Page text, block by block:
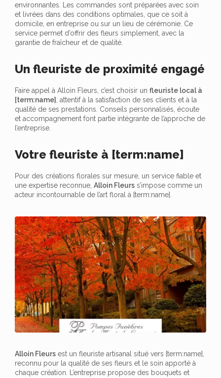
environnantes. Les commandes sont préparées avec soin
et livrées dans des conditions optimales, que ce soit à
domicile, en entreprise ou sur un lieu de cérémonie. Ce
service permet d’offrir des fleurs simplement, avec la
garantie de fraîcheur et de qualité.
Un fleuriste de proximité engagé
Faire appel à Alloin Fleurs, c’est choisir un fleuriste local à
[term:name]
, attentif à la satisfaction de ses clients et à la
qualité de ses prestations. Conseils personnalisés, écoute
et accompagnement font partie intégrante de l’approche de
l’entreprise.
Votre fleuriste à [term:name]
Pour des créations florales sur mesure, un service fiable et
une expertise reconnue, Alloin Fleurs s’impose comme un
acteur incontournable de l’art floral à [term:name].
Alloin Fleurs est un fleuriste artisanal situé vers [term:name],
reconnu pour la qualité de ses fleurs et le soin apporté à
chaque création. L’entreprise propose des bouquets et